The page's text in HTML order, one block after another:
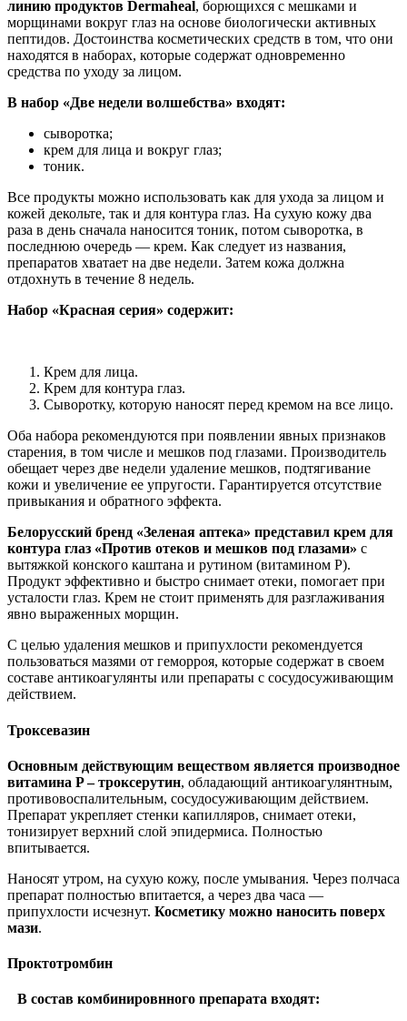
линию продуктов Dermaheal, борющихся с мешками и
морщинами вокруг глаз на основе биологически активных
пептидов. Достоинства косметических средств в том, что они
находятся в наборах, которые содержат одновременно
средства по уходу за лицом.
В набор «Две недели волшебства» входят:
сыворотка;
крем для лица и вокруг глаз;
тоник.
Все продукты можно использовать как для ухода за лицом и
кожей декольте, так и для контура глаз. На сухую кожу два
раза в день сначала наносится тоник, потом сыворотка, в
последнюю очередь — крем. Как следует из названия,
препаратов хватает на две недели. Затем кожа должна
отдохнуть в течение 8 недель.
Набор «Красная серия» содержит:
Крем для лица.
Крем для контура глаз.
Сыворотку, которую наносят перед кремом на все лицо.
Оба набора рекомендуются при появлении явных признаков
старения, в том числе и мешков под глазами. Производитель
обещает через две недели удаление мешков, подтягивание
кожи и увеличение ее упругости. Гарантируется отсутствие
привыкания и обратного эффекта.
Белорусский бренд «Зеленая аптека» представил крем для
контура глаз «Против отеков и мешков под глазами» с
вытяжкой конского каштана и рутином (витамином P).
Продукт эффективно и быстро снимает отеки, помогает при
усталости глаз. Крем не стоит применять для разглаживания
явно выраженных морщин.
С целью удаления мешков и припухлости рекомендуется
пользоваться мазями от геморроя, которые содержат в своем
составе антикоагулянты или препараты с сосудосуживающим
действием.
Троксевазин
Основным действующим веществом является производное
витамина P – троксерутин, обладающий антикоагулянтным,
противовоспалительным, сосудосуживающим действием.
Препарат укрепляет стенки капилляров, снимает отеки,
тонизирует верхний слой эпидермиса. Полностью
впитывается.
Наносят утром, на сухую кожу, после умывания. Через полчаса
препарат полностью впитается, а через два часа —
припухлости исчезнут. Косметику можно наносить поверх
мази.
Проктотромбин
В состав комбинировнного препарата входят: